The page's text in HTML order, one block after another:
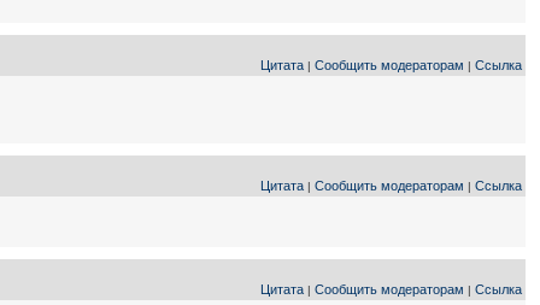
Цитата | Сообщить модераторам | Ссылка
Цитата | Сообщить модераторам | Ссылка
Цитата | Сообщить модераторам | Ссылка